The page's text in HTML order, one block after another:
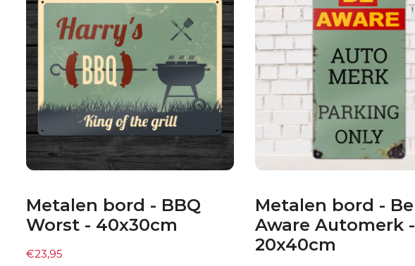
Metalen bord - BBQ
Worst - 40x30cm
€23,95
Metalen bord - Be
Aware Automerk -
20x40cm